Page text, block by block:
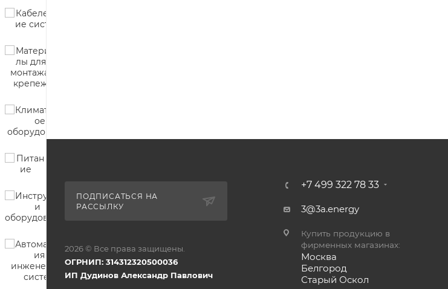
ПОДПИСАТЬСЯ НА
РАССЫЛКУ
2026 © Все права защищены.
ОГРНИП: 314312320500036
ИП Дудинов Александр Павлович
+7 499 322 78 33
3@3a.energy
Купить продукцию в
фирменных магазинах:
Москва
Белгород
Старый Оскол